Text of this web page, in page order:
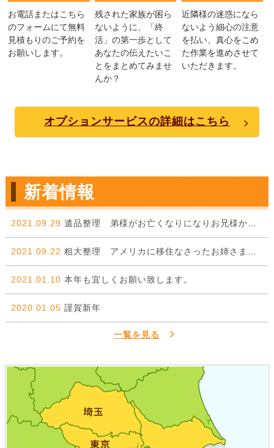
お電話またはこちら
のフォームにて無料
見積もりのご予約を
お願いします。
残された家族が困ら
ないように、「終
活」の第一歩として
あなたの伝えたいこ
とをまとめてみませ
んか？
近隣様の迷惑になら
ないよう細心の注意
を払い、真心をこめ
た作業を進めさせて
いただきます。
オプションサービスの詳細はこちら
新着情報
2021.09.29 遺品整理 弟様がお亡くなりになりお兄様からのご依頼。
2021.09.22 粗大整理 アメリカに移住なさったお姉さまから弟様に委ねた一件。
2021.01.10 本年も宜しくお願い致します。
2020.01.05 謹賀新年
一覧を見る